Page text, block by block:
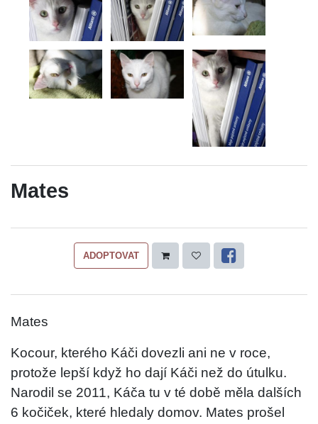
Mates
ADOPTOVAT
Mates
Kocour, kterého Káči dovezli ani ne v roce,
protože lepší když ho dají Káči než do útulku.
Narodil se 2011, Káča tu v té době měla dalších
6 kočiček, které hledaly domov. Mates prošel